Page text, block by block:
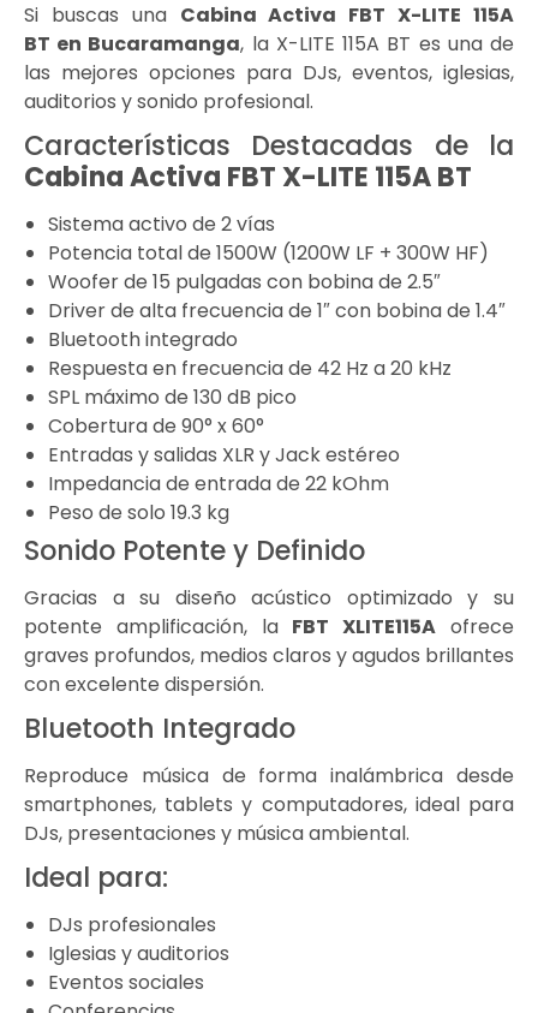
Si buscas una Cabina Activa FBT X-LITE 115A
BT en Bucaramanga, la X-LITE 115A BT es una de
las mejores opciones para DJs, eventos, iglesias,
auditorios y sonido profesional.
Características Destacadas de la
Cabina Activa FBT X-LITE 115A BT
Sistema activo de 2 vías
Potencia total de 1500W (1200W LF + 300W HF)
Woofer de 15 pulgadas con bobina de 2.5″
Driver de alta frecuencia de 1″ con bobina de 1.4″
Bluetooth integrado
Respuesta en frecuencia de 42 Hz a 20 kHz
SPL máximo de 130 dB pico
Cobertura de 90° x 60°
Entradas y salidas XLR y Jack estéreo
Impedancia de entrada de 22 kOhm
Peso de solo 19.3 kg
Sonido Potente y Definido
Gracias a su diseño acústico optimizado y su
potente amplificación, la FBT XLITE115A ofrece
graves profundos, medios claros y agudos brillantes
con excelente dispersión.
Bluetooth Integrado
Reproduce música de forma inalámbrica desde
smartphones, tablets y computadores, ideal para
DJs, presentaciones y música ambiental.
Ideal para:
DJs profesionales
Iglesias y auditorios
Eventos sociales